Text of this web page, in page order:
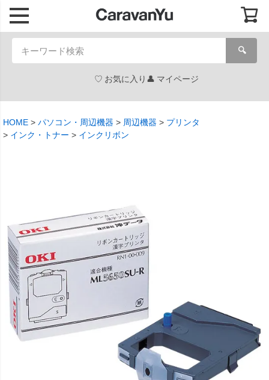
🔍
お気に入り マイページ
HOME パソコン・周辺機器 周辺機器
プリンタ
インク・トナー
インクリボン